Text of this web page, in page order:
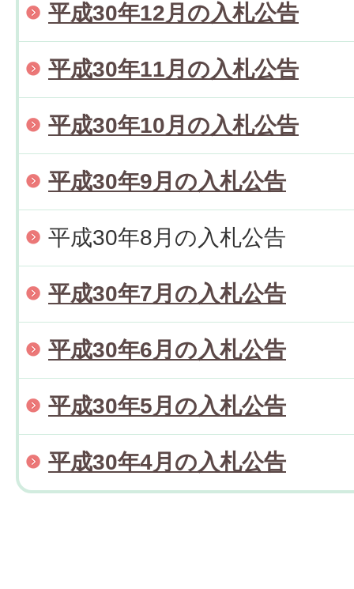
平成30年12月の入札公告
平成30年11月の入札公告
平成30年10月の入札公告
平成30年9月の入札公告
平成30年8月の入札公告
平成30年7月の入札公告
平成30年6月の入札公告
平成30年5月の入札公告
平成30年4月の入札公告